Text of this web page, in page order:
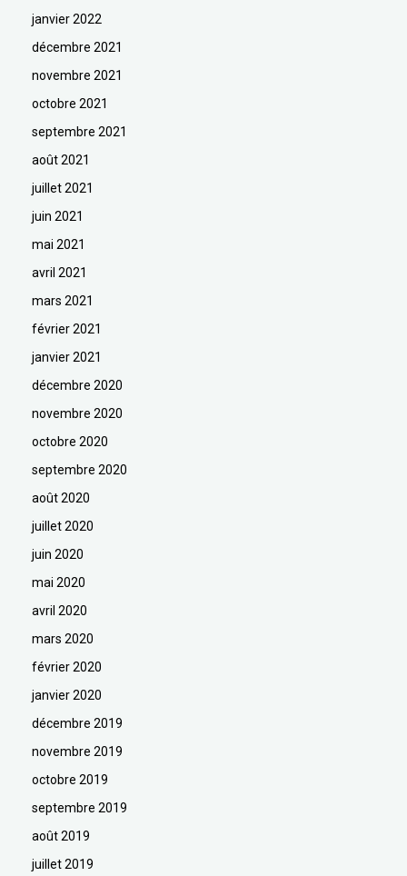
janvier 2022
décembre 2021
novembre 2021
octobre 2021
septembre 2021
août 2021
juillet 2021
juin 2021
mai 2021
avril 2021
mars 2021
février 2021
janvier 2021
décembre 2020
novembre 2020
octobre 2020
septembre 2020
août 2020
juillet 2020
juin 2020
mai 2020
avril 2020
mars 2020
février 2020
janvier 2020
décembre 2019
novembre 2019
octobre 2019
septembre 2019
août 2019
juillet 2019